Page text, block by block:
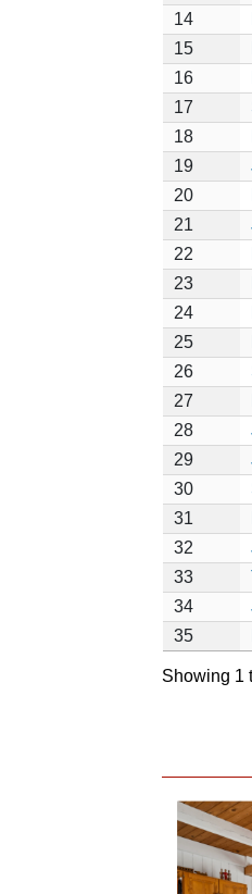
14
15
16
17
18
19
20
21
22
23
24
25
26
27
28
29
30
31
32
33
34
35
Showing 1